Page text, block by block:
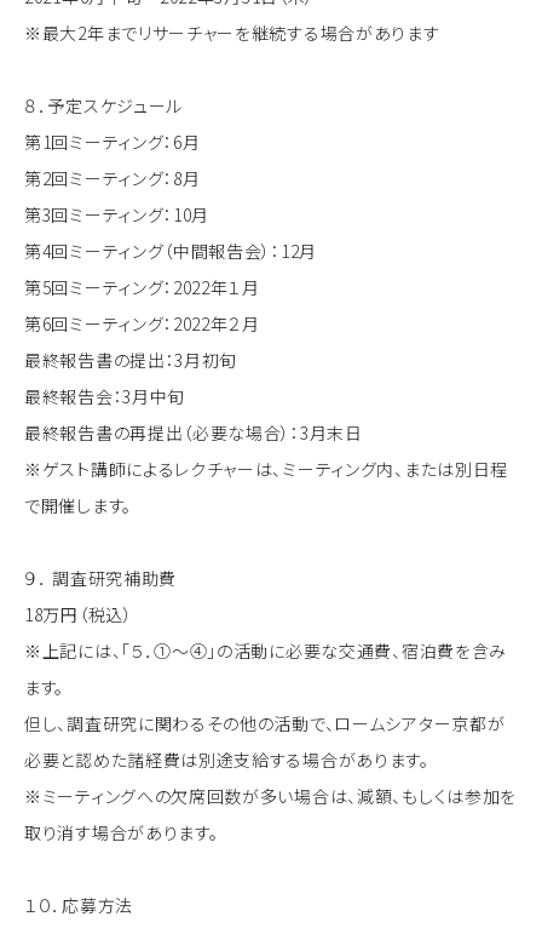
※最大2年までリサーチャーを継続する場合があります
８．予定スケジュール
第1回ミーティング：6月
第2回ミーティング：8月
第3回ミーティング：10月
第4回ミーティング（中間報告会）：12月
第5回ミーティング：2022年１月
第6回ミーティング：2022年２月
最終報告書の提出：3月初旬
最終報告会：3月中旬
最終報告書の再提出（必要な場合）：3月末日
※ゲスト講師によるレクチャーは、ミーティング内、または別日程
で開催します。
９． 調査研究補助費
18万円（税込）
※上記には、「５．①～④」の活動に必要な交通費、宿泊費を含み
ます。
但し、調査研究に関わるその他の活動で、ロームシアター京都が
必要と認めた諸経費は別途支給する場合があります。
※ミーティングへの欠席回数が多い場合は、減額、もしくは参加を
取り消す場合があります。
１０．応募方法